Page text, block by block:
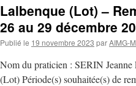
Lalbenque (Lot) –
26 au 29 décembre
Publié le 19 novembre 2023 parAIMG-
Nom du praticien : SERIN
(Lot) Période(s) souhaitée(s) de